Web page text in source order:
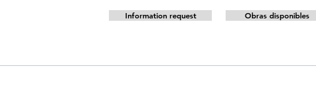
Information request Obras disponibles